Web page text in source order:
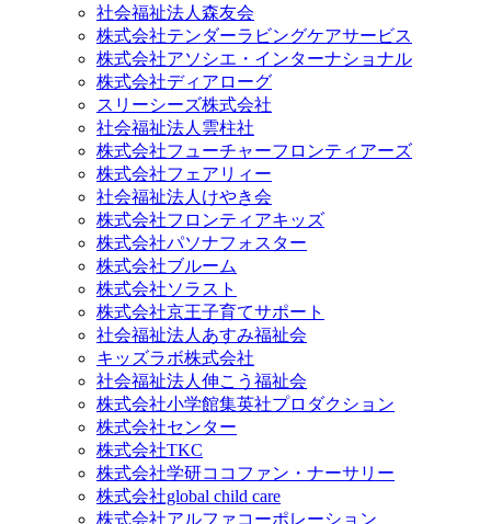
社会福祉法人森友会
株式会社テンダーラビングケアサービス
株式会社アソシエ・インターナショナル
株式会社ディアローグ
スリーシーズ株式会社
社会福祉法人雲柱社
株式会社フューチャーフロンティアーズ
株式会社フェアリィー
社会福祉法人けやき会
株式会社フロンティアキッズ
株式会社パソナフォスター
株式会社ブルーム
株式会社ソラスト
株式会社京王子育てサポート
社会福祉法人あすみ福祉会
キッズラボ株式会社
社会福祉法人伸こう福祉会
株式会社小学館集英社プロダクション
株式会社センター
株式会社TKC
株式会社学研ココファン・ナーサリー
株式会社global child care
株式会社アルファコーポレーション